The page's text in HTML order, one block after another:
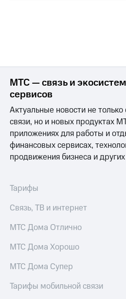
МТС — связь и
сервисов
Актуальные новости не
связи, но и новых продуктах
приложениях для работы и
финансовых сервисах,
продвижения бизнеса и
Тарифы
Связь, ТВ и интернет
МТС Дома Отлично
МТС Дома Хорошо
МТС Дома Супер
Тарифы мобильной связи